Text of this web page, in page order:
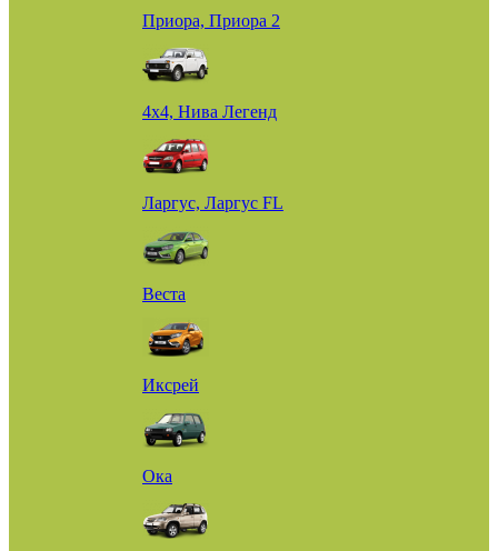
Приора, Приора 2
4х4, Нива Легенд
Ларгус, Ларгус FL
Веста
Иксрей
Ока